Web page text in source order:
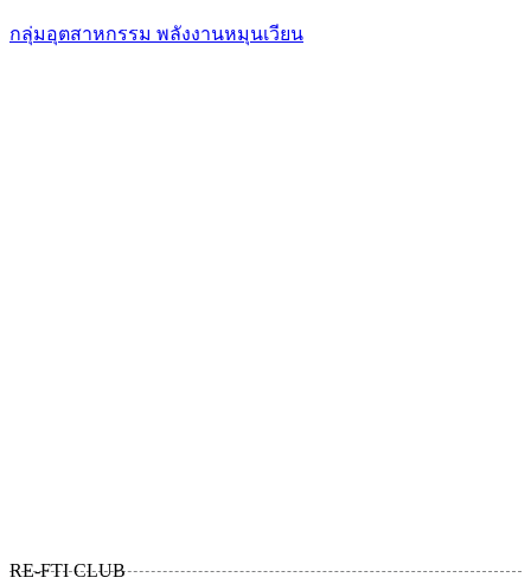
กลุ่มอุตสาหกรรม พลังงานหมุนเวียน
เ
RE-FTI CLUB